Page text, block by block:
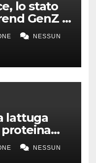
lo stato
GenZ e
NESSUN
lattuga
NESSUN